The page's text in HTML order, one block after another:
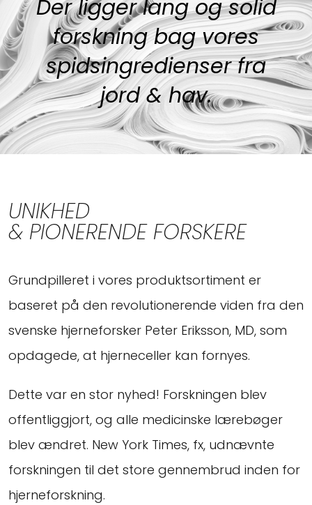
Der ligger lang og solid
forskning bag vores
spidsingredienser fra
jord & hav.
UNIKHED
& PIONERENDE FORSKERE
Grundpilleret i vores produktsortiment er
baseret på den revolutionerende viden fra den
svenske hjerneforsker Peter Eriksson, MD, som
opdagede, at hjerneceller kan fornyes.
Dette var en stor nyhed! Forskningen blev
offentliggjort, og alle medicinske lærebøger
blev ændret. New York Times, fx, udnævnte
forskningen til det store gennembrud inden for
hjerneforskning.